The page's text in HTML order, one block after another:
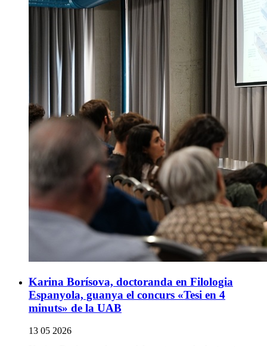
Karina Borísova, doctoranda en Filologia
Espanyola, guanya el concurs «Tesi en 4
minuts» de la UAB
13 05 2026